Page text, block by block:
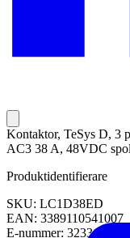
Kontaktor, TeSys D, 3
AC3 38 A, 48VDC
Produktidentifierare
SKU: LC1D38ED
EAN: 3389110541007
E-nummer: 3233162